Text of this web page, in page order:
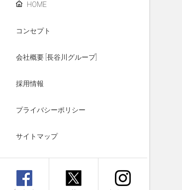
HOME
コンセプト
会社概要 [長谷川グループ]
採用情報
プライバシーポリシー
サイトマップ